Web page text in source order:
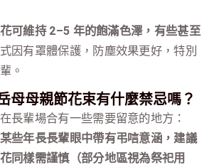
可維持 2–5 年的飽滿色澤，有些甚至
因有罩體保護，防塵效果更好，特別
。
母母親節花束有什麼禁忌嗎？
長輩場合有一些需要留意的地方：
某些年長長輩眼中帶有弔唁意涵，建議
同樣需謹慎（部分地區視為祭祀用